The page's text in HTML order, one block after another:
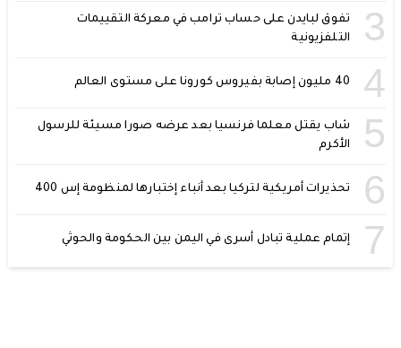
3
تفوق لبايدن على حساب ترامب في معركة التقييمات
التلفزيونية
4 40 مليون إصابة بفيروس كورونا على مستوى العالم
5
شاب يقتل معلما فرنسيا بعد عرضه صورا مسيئة للرسول
الأكرم
6 تحذيرات أمريكية لتركيا بعد أنباء إختبارها لمنظومة إس 400
7 إتمام عملية تبادل أسرى في اليمن بين الحكومة والحوثي